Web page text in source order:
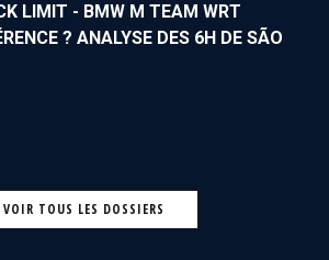
LIMIT - BMW M TEAM WRT
? ANALYSE DES 6H DE SÃO
VOIR TOUS LES DOSSIERS